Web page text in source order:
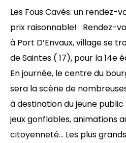
Les Fous Cavés: un rendez-
prix raisonnable! Rendez-
à Port D’Envaux, village se
de Saintes ( 17), pour la 14e
En journée, le centre du
sera la scène de
à destination du jeune
jeux gonflables, animations
citoyenneté… Les plus